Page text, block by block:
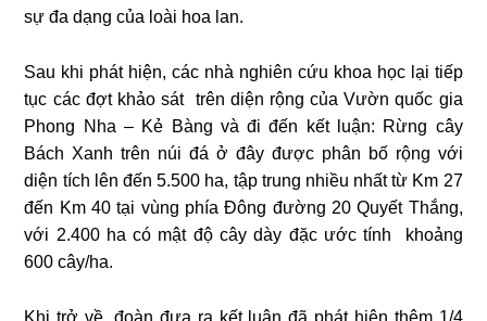
sự đa dạng của loài hoa lan.
Sau khi phát hiện, các nhà nghiên cứu khoa học lại tiếp
tục các đợt khảo sát trên diện rộng của Vườn quốc gia
Phong Nha – Kẻ Bàng và đi đến kết luận: Rừng cây
Bách Xanh trên núi đá ở đây được phân bố rộng với
diện tích lên đến 5.500 ha, tập trung nhiều nhất từ Km 27
đến Km 40 tại vùng phía Đông đường 20 Quyết Thắng,
với 2.400 ha có mật độ cây dày đặc ước tính khoảng
600 cây/ha.
Khi trở về, đoàn đưa ra kết luận đã phát hiện thêm 1/4